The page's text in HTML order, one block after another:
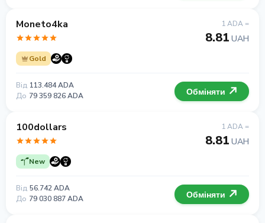
Moneto4ka
Gold
1 ADA =
8.81 UAH
Від 113.484 ADA
До 79 359 826 ADA Обміняти
100dollars
New
1 ADA =
8.81 UAH
Від 56.742 ADA
До 79 030 887 ADA Обміняти